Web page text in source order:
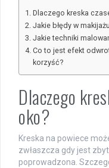
Dlaczego kreska
Jakie błędy w
Jakie techniki
Co to jest efekt
korzyść?
Dlaczego
oko?
Kreska na powiece
zwłaszcza gdy jest
poprowadzona.